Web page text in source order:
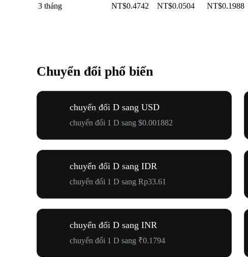
3 tháng
NT$0.4742 NT$0.0504 NT$0.1988
Chuyển đổi phổ biến
chuyển đổi D sang USD
chuyển đổi 1 D sang $0.001882
chuyển đổi D sang IDR
chuyển đổi 1 D sang Rp33.61
chuyển đổi D sang INR
chuyển đổi 1 D sang ₹0.1794